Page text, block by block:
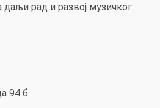
даљи рад и развој музичког
94 б.